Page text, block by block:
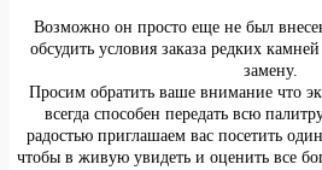
Возможно он просто еще не был
обсудить условия заказа редких
замену.
Просим обратить ваше внимание что
всегда способен передать всю
радостью приглашаем вас посетить
чтобы в живую увидеть и оценить все